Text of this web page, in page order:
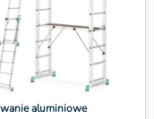
aluminiowe